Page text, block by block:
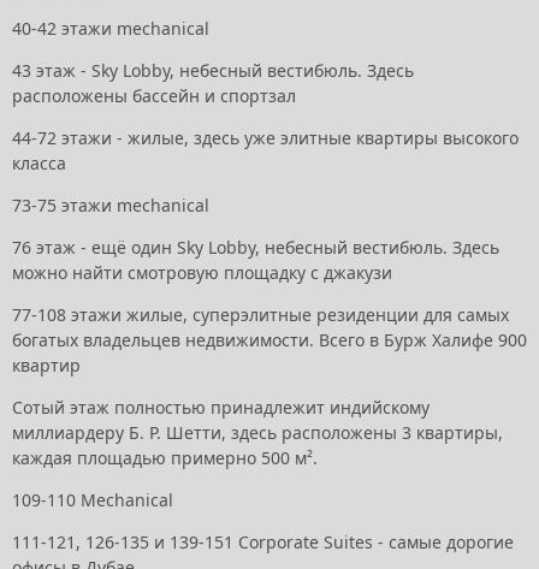
40-42 этажи mechanical
43 этаж - Sky Lobby, небесный вестибюль. Здесь
расположены бассейн и спортзал
44-72 этажи - жилые, здесь уже элитные квартиры высокого
класса
73-75 этажи mechanical
76 этаж - ещё один Sky Lobby, небесный вестибюль. Здесь
можно найти смотровую площадку с джакузи
77-108 этажи жилые, суперэлитные резиденции для самых
богатых владельцев недвижимости. Всего в Бурж Халифе 900
квартир
Сотый этаж полностью принадлежит индийскому
миллиардеру Б. Р. Шетти, здесь расположены 3 квартиры,
каждая площадью примерно 500 м².
109-110 Mechanical
111-121, 126-135 и 139-151 Corporate Suites - самые дорогие